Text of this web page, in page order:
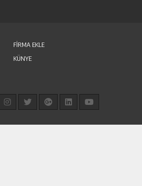
FİRMA EKLE
KÜNYE